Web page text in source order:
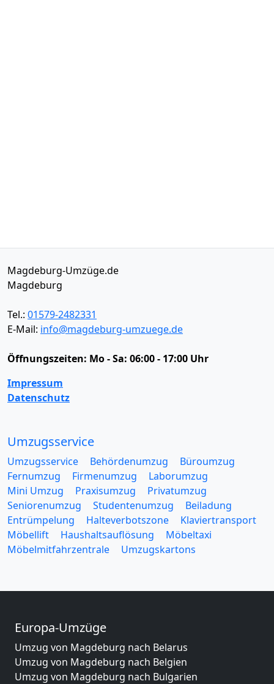
Magdeburg-Umzüge.de
Magdeburg
Tel.: 01579-2482331
E-Mail: info@magdeburg-umzuege.de
Öffnungszeiten: Mo - Sa: 06:00 - 17:00 Uhr
Impressum
Datenschutz
Umzugsservice
Umzugsservice Behördenumzug
Büroumzug
Fernumzug
Firmenumzug
Laborumzug
Mini Umzug
Praxisumzug
Privatumzug
Seniorenumzug
Studentenumzug
Beiladung
Entrümpelung
Halteverbotszone
Klaviertransport
Möbellift
Haushaltsauflösung
Möbeltaxi
Möbelmitfahrzentrale
Umzugskartons
Europa-Umzüge
Umzug von Magdeburg nach Belarus
Umzug von Magdeburg nach Belgien
Umzug von Magdeburg nach Bulgarien